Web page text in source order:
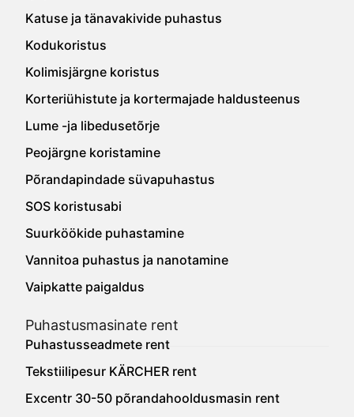
Katuse ja tänavakivide puhastus
Kodukoristus
Kolimisjärgne koristus
Korteriühistute ja kortermajade haldusteenus
Lume -ja libedusetõrje
Peojärgne koristamine
Põrandapindade süvapuhastus
SOS koristusabi
Suurköökide puhastamine
Vannitoa puhastus ja nanotamine
Vaipkatte paigaldus
Puhastusmasinate rent
Puhastusseadmete rent
Tekstiilipesur KÄRCHER rent
Excentr 30-50 põrandahooldusmasin rent